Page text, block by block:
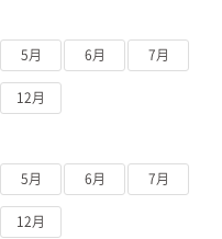
5月 6月 7月
12月
5月 6月 7月
12月